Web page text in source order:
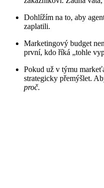
Dohlížím na to, aby
zaplatili.
Marketingový budget
první, kdo říká „tohle
Pokud už v týmu
strategicky přemýšlet.
proč.